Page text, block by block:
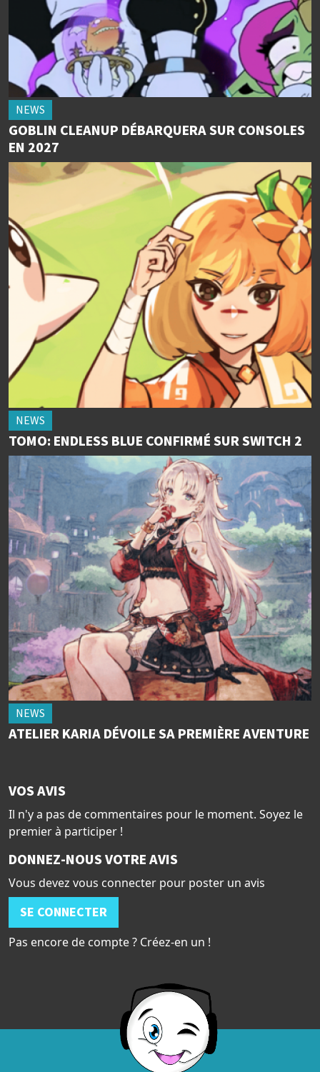
NEWS
GOBLIN CLEANUP DÉBARQUERA SUR CONSOLES
EN 2027
NEWS
TOMO: ENDLESS BLUE CONFIRMÉ SUR SWITCH 2
NEWS
ATELIER KARIA DÉVOILE SA PREMIÈRE AVENTURE
VOS AVIS
Il n'y a pas de commentaires pour le moment. Soyez le
premier à participer !
DONNEZ-NOUS VOTRE AVIS
Vous devez vous connecter pour poster un avis
SE CONNECTER
Pas encore de compte ? Créez-en un !